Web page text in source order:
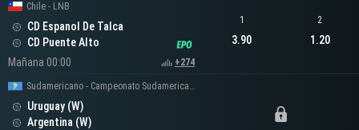
Chile - LNB
CD Espanol De Talca
CD Puente Alto
Mañana 00:00
+274
1
3.90
2
1.20
Sudamericano - Campeonato Sudamericano Femenino
Uruguay (W)
Argentina (W)